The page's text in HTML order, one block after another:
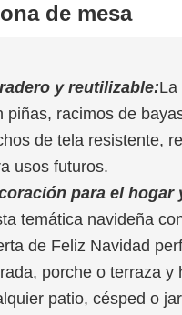
de mesa
y reutilizable:La
piñas, racimos de
de tela resistente,
usos futuros.
para el hogar
temática navideña
de Feliz Navidad
porche o terraza y
patio, césped o